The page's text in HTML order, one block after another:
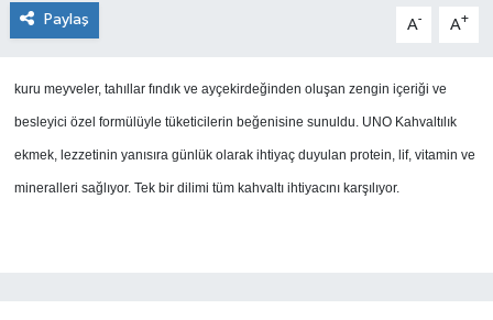
Paylaş A- A+
kuru meyveler, tahıllar fındık ve ayçekirdeğinden oluşan zengin içeriği ve
besleyici özel formülüyle tüketicilerin beğenisine sunuldu. UNO Kahvaltılık
ekmek, lezzetinin yanısıra günlük olarak ihtiyaç duyulan protein, lif, vitamin ve
mineralleri sağlıyor. Tek bir dilimi tüm kahvaltı ihtiyacını karşılıyor.
YAŞAM